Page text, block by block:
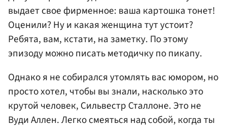
выдает свое фирменное: ваша картошка тонет!
Оценили? Ну и какая женщина тут устоит?
Ребята, вам, кстати, на заметку. По этому
эпизоду можно писать методичку по пикапу.
Однако я не собирался утомлять вас юмором, но
просто хотел, чтобы вы знали, насколько это
крутой человек, Сильвестр Сталлоне. Это не
Вуди Аллен. Легко смеяться над собой, когда ты